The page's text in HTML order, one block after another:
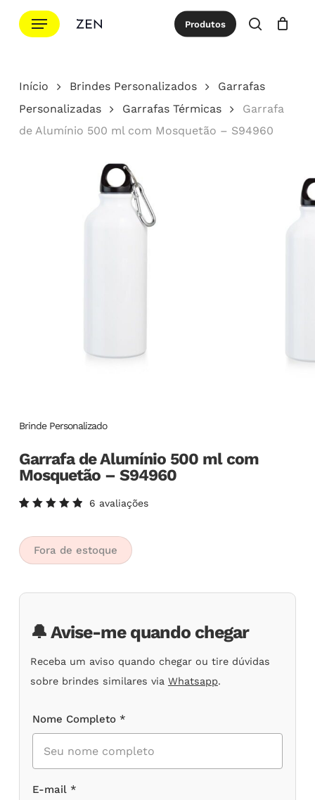
para
principal
Menu Produtos
procurar
Cotação Close
Início Brindes Personalizados
Garrafas
Personalizadas
Garrafas Térmicas
Garrafa
de Alumínio 500 ml com Mosquetão – S94960
Brinde Personalizado
Garrafa de Alumínio 500 ml com
Mosquetão – S94960
5.00de
5, com
baseado
em
clientes
6 avaliações
Fora de estoque
🔔 Avise-me quando chegar
Receba um aviso quando chegar ou tire dúvidas
sobre brindes similares via Whatsapp.
Nome Completo *
E-mail *